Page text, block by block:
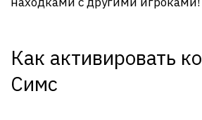
Как активировать
Симс